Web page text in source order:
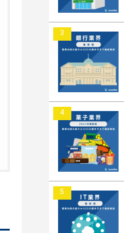
3
4
5